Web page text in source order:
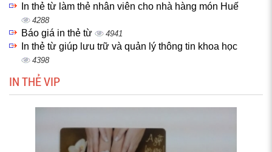
In thẻ từ làm thẻ nhân viên cho nhà hàng món Huế
4288
Báo giá in thẻ từ 4941
In thẻ từ giúp lưu trữ và quản lý thông tin khoa học
4398
IN THẺ VIP